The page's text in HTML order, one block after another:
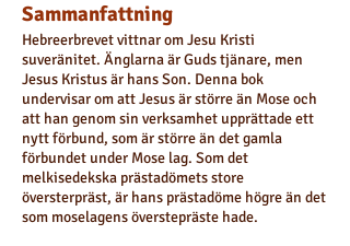
Sammanfattning
Hebreerbrevet vittnar om Jesu Kristi
suveränitet. Änglarna är Guds tjänare, men
Jesus Kristus är hans Son. Denna bok
undervisar om att Jesus är större än Mose och
att han genom sin verksamhet upprättade ett
nytt förbund, som är större än det gamla
förbundet under Mose lag. Som det
melkisedekska prästadömets store
översterpräst, är hans prästadöme högre än det
som moselagens överstepräste hade.